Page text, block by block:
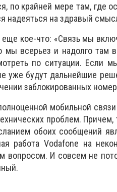
по крайней мере там, где
надеяться на здравый
кое-что: «Связь мы
всерьез и надолго там
по ситуации. Если
уже будут дальнейшие
заблокированных
мобильной
проблем. Причем,
обоих сообщений
работа Vodafone на
вопросом. И совсем не